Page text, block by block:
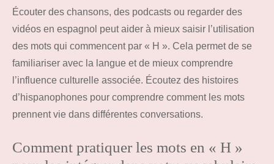
Écouter des chansons, des podcasts ou regarder des
vidéos en espagnol peut aider à mieux saisir l’utilisation
des mots qui commencent par « H ». Cela permet de se
familiariser avec la langue et de mieux comprendre
l’influence culturelle associée. Écoutez des histoires
d’hispanophones pour comprendre comment les mots
prennent vie dans différentes conversations.
Comment pratiquer les mots en « H »